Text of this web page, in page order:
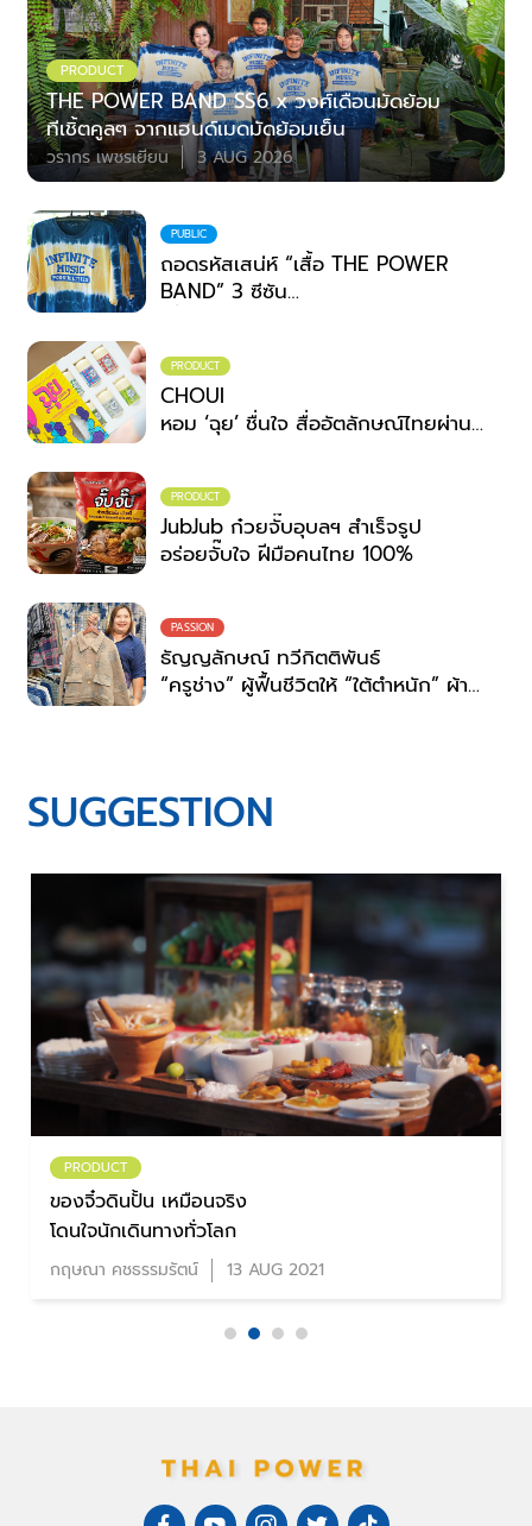
PRODUCT
THE POWER BAND SS6 x วงศ์เดือนมัดย้อม
ทีเชิ้ตคูลๆ จากแฮนด์เมดมัดย้อมเย็น
วรากร เพชรเยียน 3 AUG 2026
PUBLIC
ถอดรหัสเสน่ห์ “เสื้อ THE POWER
BAND” 3 ซีซัน
สวมพลังสร้างสรรค์ที่ไม่สิ้นสุด
PRODUCT
CHOUI
หอม ‘ฉุย’ ชื่นใจ สื่ออัตลักษณ์ไทยผ่าน
PRODUCT
JubJub ก๋วยจั๊บอุบลฯ สำเร็จรูป
อร่อยจั๊บใจ ฝีมือคนไทย 100%
PASSION
ธัญญลักษณ์ ทวีกิตติพันธ์
“ครูช่าง” ผู้ฟื้นชีวิตให้ “ใต้ตำหนัก” ผ้า
SUGGESTION
PRODUCT
ของจิ๋วดินปั้น เหมือนจริง
โดนใจนักเดินทางทั่วโลก
กฤษณา คชธรรมรัตน์ 13 AUG 2021